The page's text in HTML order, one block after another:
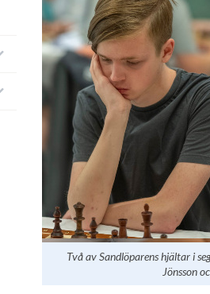
Två av Sandlöparens hjältar i
Jönsson